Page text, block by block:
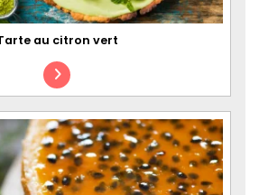
au citron vert